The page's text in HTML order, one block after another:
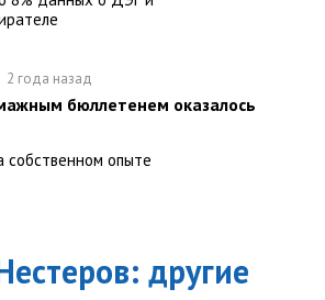
2 года назад
бюллетенем оказалось
собственном опыте
: другие